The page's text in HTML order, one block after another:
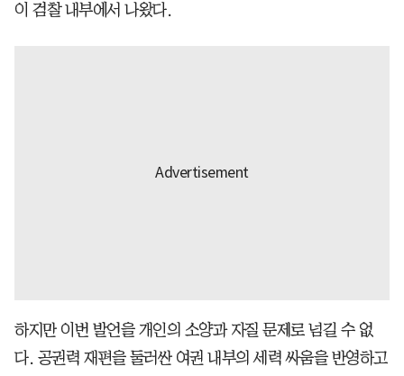
이 검찰 내부에서 나왔다.
하지만 이번 발언을 개인의 소양과 자질 문제로 넘길 수 없
다. 공권력 재편을 둘러싼 여권 내부의 세력 싸움을 반영하고